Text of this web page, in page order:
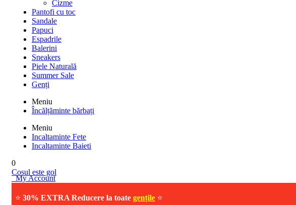
Cizme
Pantofi cu toc
Sandale
Papuci
Espadrile
Balerini
Sneakers
Piele Naturală
Summer Sale
Genți
Meniu
Încălțăminte bărbați
Meniu
Incaltaminte Fete
Incaltaminte Baieti
0
Cosul este gol
My Account
⭐ 30% EXTRA Reducere la toate gențile ⭐